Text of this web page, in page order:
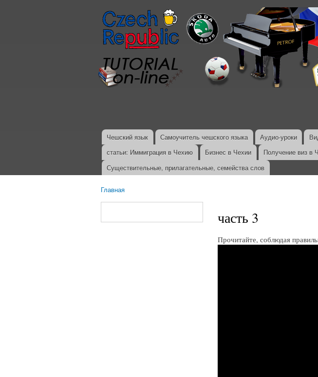
Главное меню
Чешский язык Самоучитель чешского языка Аудио-уроки
статьи: Иммиграция в Чехию
Бизнес в Чехии Получение виз в
Существительные, прилагательные, семейства слов
Главная
часть 3
Прочитайте, соблюдая